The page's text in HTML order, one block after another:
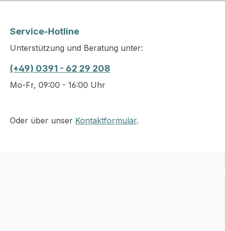
Service-Hotline
Unterstützung und Beratung unter:
(+49) 0391 - 62 29 208
Mo-Fr, 09:00 - 16:00 Uhr
Oder über unser Kontaktformular.